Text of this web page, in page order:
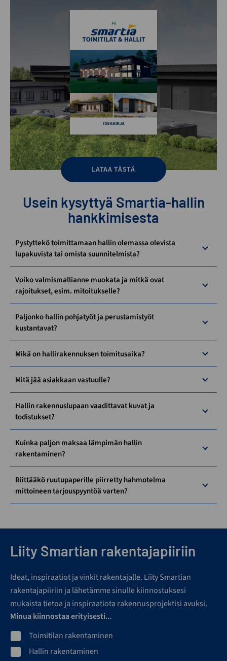
LATAA TÄSTÄ
Usein kysyttyä Smartia-hallin
hankkimisesta
Pystyttekö toimittamaan hallin olemassa olevista
lupakuvista tai omista suunnitelmista?
Voiko valmismallianne muokata ja mitkä ovat
rajoitukset, esim. mitoitukselle?
Paljonko hallin pohjatyöt ja perustamistyöt
kustantavat?
Mikä on hallirakennuksen toimitusaika?
Mitä jää asiakkaan vastuulle?
Hallin rakennuslupaan vaadittavat kuvat ja
todistukset?
Kuinka paljon maksaa lämpimän hallin
rakentaminen?
Riittääkö ruutupaperille piirretty hahmotelma
mittoineen tarjouspyyntöä varten?
Liity Smartian rakentajapiiriin
Ideat, inspiraatiot ja vinkit rakentajalle. Liity Smartian
rakentajapiiriin ja lähetämme sinulle kiinnostuksesi
mukaista tietoa ja inspiraatiota rakennusprojektisi avuksi.
Minua kiinnostaa erityisesti...
Toimitilan rakentaminen
Hallin rakentaminen